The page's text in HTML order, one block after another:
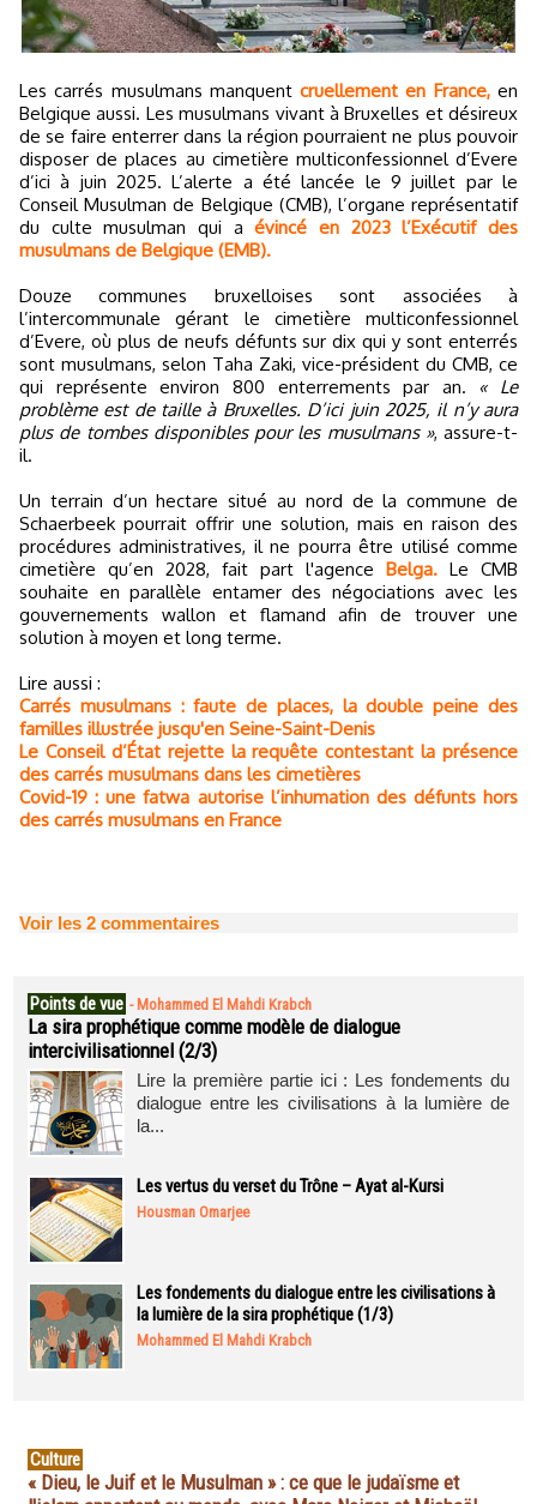
Les carrés musulmans manquentcruellement en France,en
Belgique aussi. Les musulmans vivant à Bruxelles et désireux
de se faire enterrer dans la région pourraient ne plus pouvoir
disposer de places au cimetière multiconfessionnel d’Evere
d’ici à juin 2025. L’alerte a été lancée le 9 juillet par le
Conseil Musulman de Belgique (CMB), l’organe représentatif
du culte musulman qui aévincé en 2023 l’Exécutif des
musulmans de Belgique (EMB).
Douze communes bruxelloises sont associées à
l’intercommunale gérant le cimetière multiconfessionnel
d’Evere, où plus de neufs défunts sur dix qui y sont enterrés
sont musulmans, selon Taha Zaki, vice-président du CMB, ce
qui représente environ 800 enterrements par an. « Le
problème est de taille à Bruxelles. D’ici juin 2025, il n’y aura
plus de tombes disponibles pour les musulmans », assure-t-
il.
Un terrain d’un hectare situé au nord de la commune de
Schaerbeek pourrait offrir une solution, mais en raison des
procédures administratives, il ne pourra être utilisé comme
cimetière qu’en 2028, fait part l'agence Belga. Le CMB
souhaite en parallèle entamer des négociations avec les
gouvernements wallon et flamand afin de trouver une
solution à moyen et long terme.
Lire aussi :
Carrés musulmans : faute de places, la double peine des
familles illustrée jusqu'en Seine-Saint-Denis
Le Conseil d’État rejette la requête contestant la présence
des carrés musulmans dans les cimetières
Covid-19 : une fatwa autorise l’inhumation des défunts hors
des carrés musulmans en France
Voir les 2 commentaires
Points de vue - Mohammed El Mahdi Krabch
La sira prophétique comme modèle de dialogue
intercivilisationnel (2/3)
Lire la première partie ici : Les fondements du
dialogue entre les civilisations à la lumière de
la...
Les vertus du verset du Trône – Ayat al-Kursi
Housman Omarjee
Les fondements du dialogue entre les civilisations à
la lumière de la sira prophétique (1/3)
Mohammed El Mahdi Krabch
Culture
« Dieu, le Juif et le Musulman » : ce que le judaïsme et